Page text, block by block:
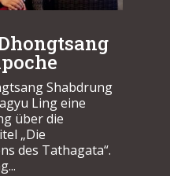
Shabdrung
Ling eine
über die
„Die
des Tathagata“.